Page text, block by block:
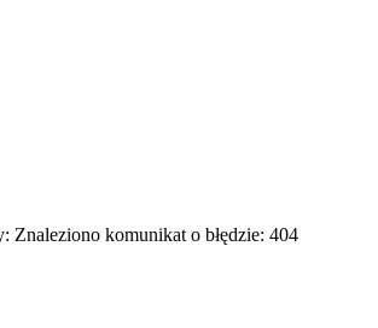
Znaleziono komunikat o błędzie: 404